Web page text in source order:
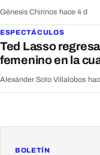
Génesis Chirinos hace 4 d
ESPECTÁCULOS
Ted Lasso
femenino en la
Alexánder Soto Villalobos
BOLETÍN